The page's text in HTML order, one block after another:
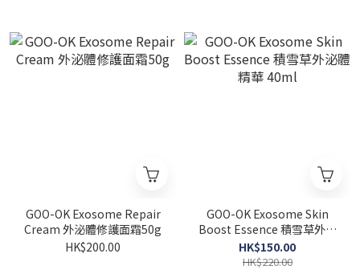
GOO-OK Exosome Repair
Cream 外泌體修護面霜50g
HK$200.00
GOO-OK Exosome Skin
Boost Essence 積雪草外泌
體精華 40ml
HK$150.00
HK$220.00